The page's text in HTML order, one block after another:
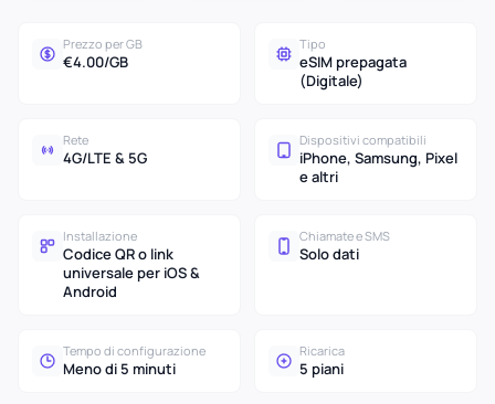
Prezzo per GB
€4.00/GB
Tipo
eSIM prepagata
(Digitale)
Rete
4G/LTE & 5G
Dispositivi compatibili
iPhone, Samsung, Pixel
e altri
Installazione
Codice QR o link
universale per iOS &
Android
Chiamate e SMS
Solo dati
Tempo di configurazione
Meno di 5 minuti
Ricarica
5 piani